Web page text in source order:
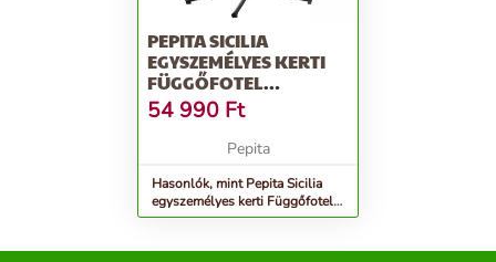
PEPITA SICILIA
EGYSZEMÉLYES KERTI
FÜGGŐFOTEL
PÁRNÁKKAL - SZÜRKE-
PIROS
54 990 Ft
Pepita
Hasonlók, mint Pepita Sicilia
egyszemélyes kerti Függőfotel
párnákkal - szürke-piros